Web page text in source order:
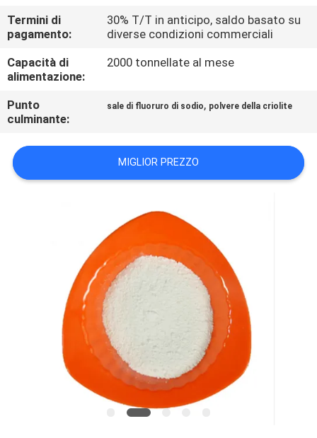
CONTATTACI
NOTIZIE
CASI
CHIEDI UN
PREVENTIVO
POLITICA
RISERVATEZZA
Termini di
pagamento:
30% T/T in anticipo, saldo basato su
diverse condizioni commerciali
Capacità di
alimentazione:
2000 tonnellate al mese
Punto
culminante:
sale di fluoruro di sodio, polvere della criolite
MIGLIOR PREZZO